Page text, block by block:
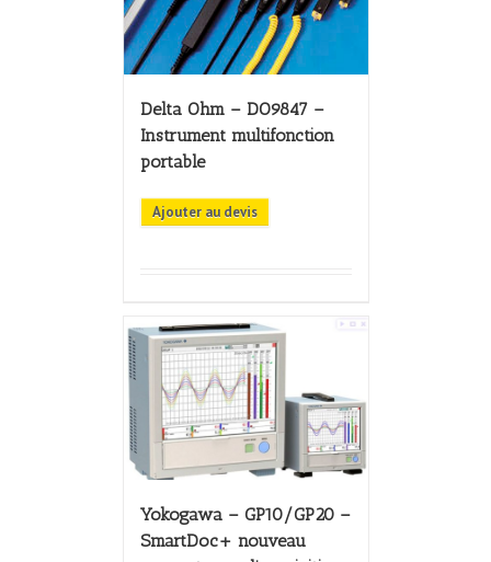
Delta Ohm – DO9847 –
Instrument multifonction
portable
Ajouter au devis
Yokogawa – GP10/GP20 –
SmartDoc+ nouveau